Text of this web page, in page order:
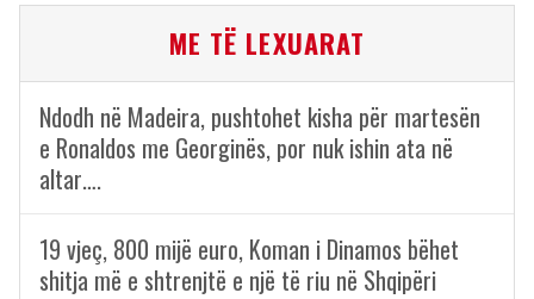
ME TË LEXUARAT
Ndodh në Madeira, pushtohet kisha për martesën
e Ronaldos me Georginës, por nuk ishin ata në
altar….
19 vjeç, 800 mijë euro, Koman i Dinamos bëhet
shitja më e shtrenjtë e një të riu në Shqipëri